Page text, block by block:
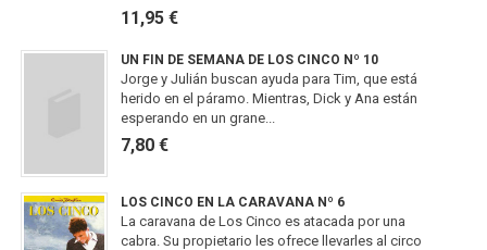
11,95 €
UN FIN DE SEMANA DE LOS CINCO Nº 10
Jorge y Julián buscan ayuda para Tim, que está
herido en el páramo. Mientras, Dick y Ana están
esperando en un grane...
7,80 €
LOS CINCO EN LA CARAVANA Nº 6
La caravana de Los Cinco es atacada por una
cabra. Su propietario les ofrece llevarles al circo